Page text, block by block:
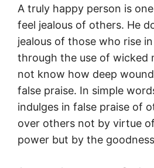
A truly happy person is
feel jealous of others. He
jealous of those who rise
through the use of wicked
not know how deep
false praise. In simple
indulges in false praise of
over others not by virtue
power but by the